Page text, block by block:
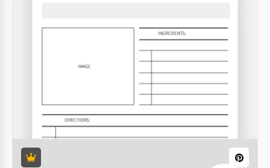
Recette de cocktail d'été
Google Sheets